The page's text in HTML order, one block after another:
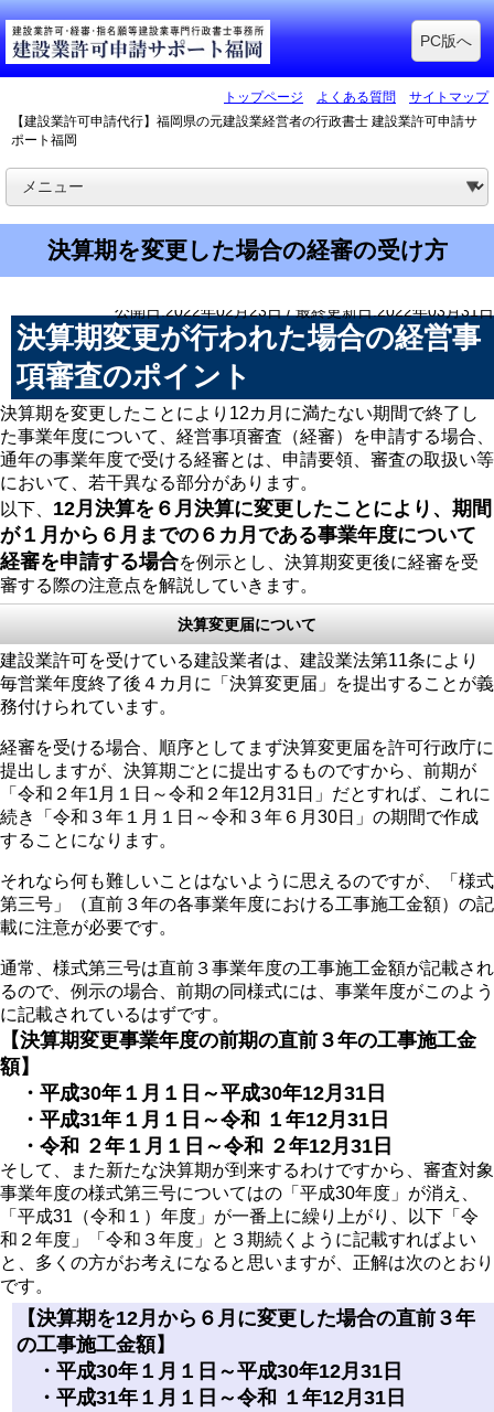
PC版へ
トップページ よくある質問
サイトマップ
【建設業許可申請代行】福岡県の元建設業経営者の行政書士 建設業許可申請サ
ポート福岡
決算期を変更した場合の経審の受け方
公開日:2022年02月23日 / 最終更新日:2022年03月31日
決算期変更が行われた場合の経営事
項審査のポイント
決算期を変更したことにより12カ月に満たない期間で終了し
た事業年度について、経営事項審査（経審）を申請する場合、
通年の事業年度で受ける経審とは、申請要領、審査の取扱い等
において、若干異なる部分があります。
以下、 12月決算を６月決算に変更したことにより、期間
が１月から６月までの６カ月である事業年度について
経審を申請する場合を例示とし、決算期変更後に経審を受
審する際の注意点を解説していきます。
決算変更届について
建設業許可を受けている建設業者は、建設業法第11条により
毎営業年度終了後４カ月に「決算変更届」を提出することが義
務付けられています。
経審を受ける場合、順序としてまず決算変更届を許可行政庁に
提出しますが、決算期ごとに提出するものですから、前期が
「令和２年1月１日～令和２年12月31日」だとすれば、これに
続き「令和３年１月１日～令和３年６月30日」の期間で作成
することになります。
それなら何も難しいことはないように思えるのですが、「様式
第三号」（直前３年の各事業年度における工事施工金額）の記
載に注意が必要です。
通常、様式第三号は直前３事業年度の工事施工金額が記載され
るので、例示の場合、前期の同様式には、事業年度がこのよう
に記載されているはずです。
【決算期変更事業年度の前期の直前３年の工事施工金
額】
・平成30年１月１日～平成30年12月31日
・平成31年１月１日～令和 １年12月31日
・令和 ２年１月１日～令和 ２年12月31日
そして、また新たな決算期が到来するわけですから、審査対象
事業年度の様式第三号についてはの「平成30年度」が消え、
「平成31（令和１）年度」が一番上に繰り上がり、以下「令
和２年度」「令和３年度」と３期続くように記載すればよい
と、多くの方がお考えになると思いますが、正解は次のとおり
です。
【決算期を12月から６月に変更した場合の直前３年
の工事施工金額】
・平成30年１月１日～平成30年12月31日
・平成31年１月１日～令和 １年12月31日